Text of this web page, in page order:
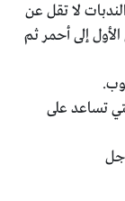
لا تقل عن
إلى أحمر ثم
تساعد على
جل